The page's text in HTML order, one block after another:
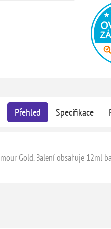
Přehled Specifikace
Gold. Balení obsahuje 12ml